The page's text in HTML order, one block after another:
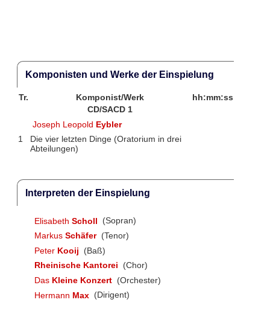
Komponisten und Werke der Einspielung
Tr. Komponist/Werk
hh:mm:ss
CD/SACD 1
Joseph Leopold Eybler
1
Die vier letzten Dinge (Oratorium in drei
Abteilungen)
Interpreten der Einspielung
Elisabeth Scholl
(Sopran)
Markus Schäfer (Tenor)
Peter Kooij
(Baß)
Rheinische Kantorei
(Chor)
Das Kleine Konzert (Orchester)
Hermann Max (Dirigent)